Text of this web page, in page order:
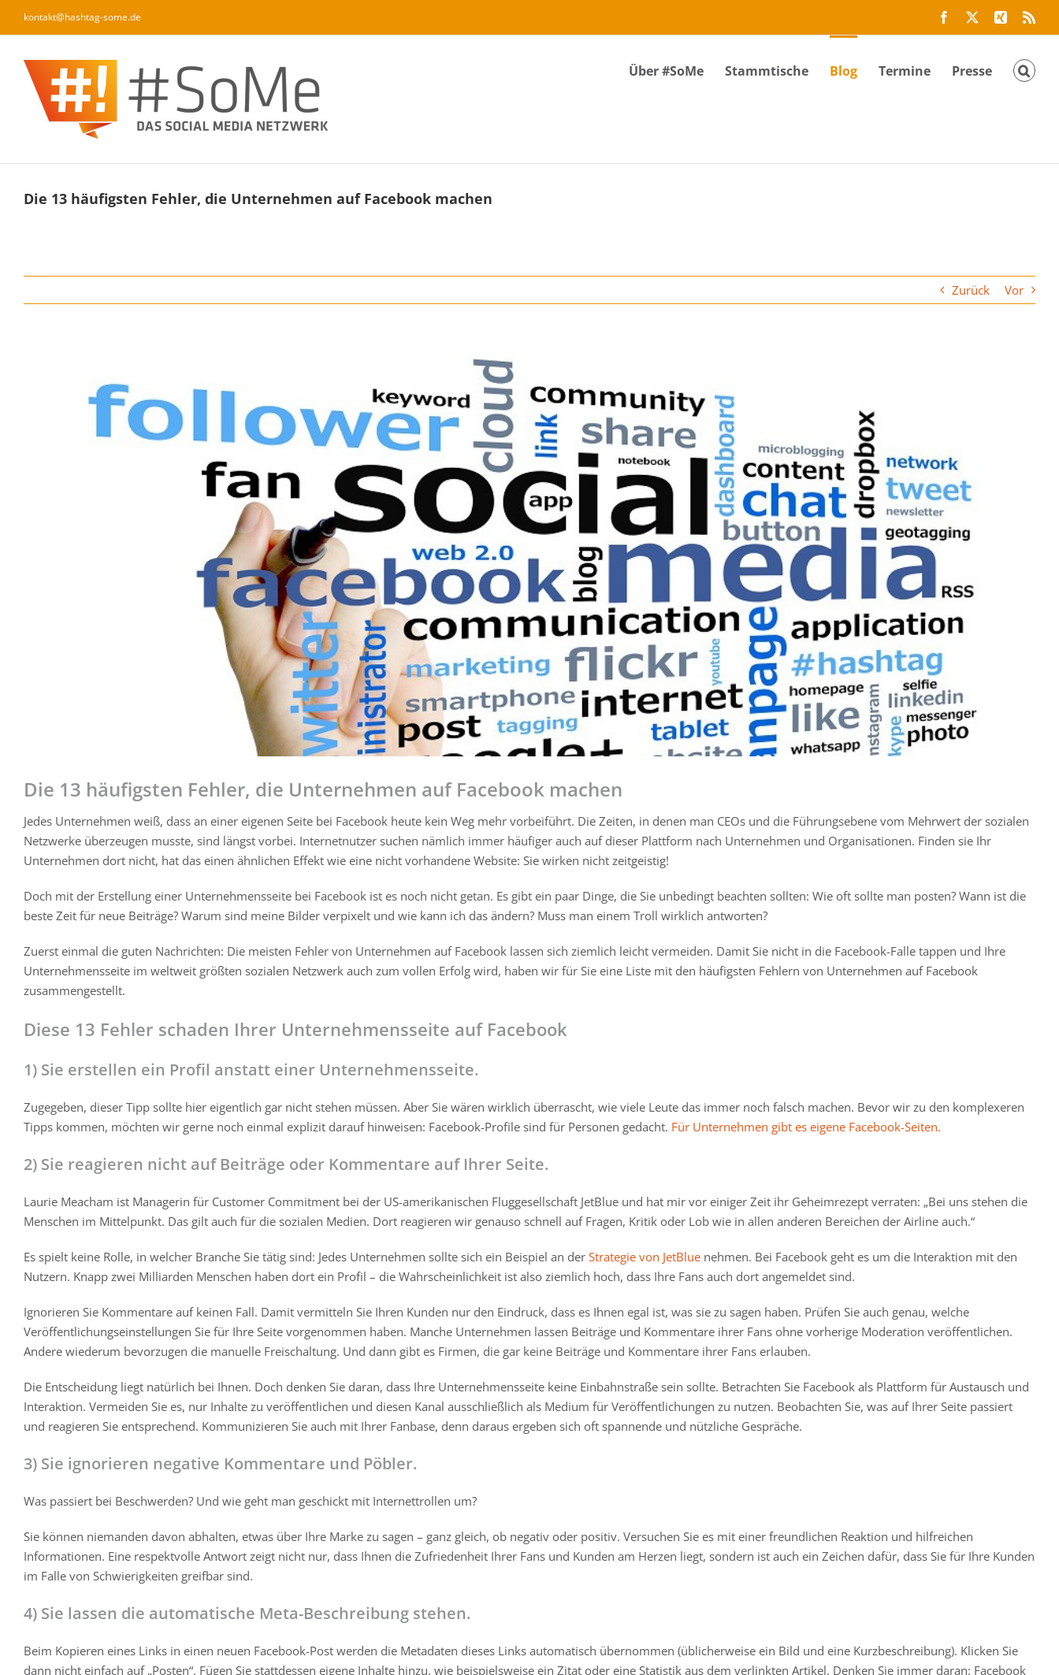
kontakt@hashtag-some.de Facebook
TwitterXing
Über #SoMe Stammtische Blog Termine Presse
Die 13 häufigsten Fehler, die Unternehmen auf Facebook machen
Zurück Vor
Die 13 häufigsten Fehler, die Unternehmen auf Facebook machen
Jedes Unternehmen weiß, dass an einer eigenen Seite bei Facebook heute kein Weg mehr vorbeiführt. Die Zeiten, in denen man CEOs und die Führungsebene vom Mehrwert der sozialen
Netzwerke überzeugen musste, sind längst vorbei. Internetnutzer suchen nämlich immer häufiger auch auf dieser Plattform nach Unternehmen und Organisationen. Finden sie Ihr
Unternehmen dort nicht, hat das einen ähnlichen Effekt wie eine nicht vorhandene Website: Sie wirken nicht zeitgeistig!
Doch mit der Erstellung einer Unternehmensseite bei Facebook ist es noch nicht getan. Es gibt ein paar Dinge, die Sie unbedingt beachten sollten: Wie oft sollte man posten? Wann ist die
beste Zeit für neue Beiträge? Warum sind meine Bilder verpixelt und wie kann ich das ändern? Muss man einem Troll wirklich antworten?
Zuerst einmal die guten Nachrichten: Die meisten Fehler von Unternehmen auf Facebook lassen sich ziemlich leicht vermeiden. Damit Sie nicht in die Facebook-Falle tappen und Ihre
Unternehmensseite im weltweit größten sozialen Netzwerk auch zum vollen Erfolg wird, haben wir für Sie eine Liste mit den häufigsten Fehlern von Unternehmen auf Facebook
zusammengestellt.
Diese 13 Fehler schaden Ihrer Unternehmensseite auf Facebook
1) Sie erstellen ein Profil anstatt einer Unternehmensseite.
Zugegeben, dieser Tipp sollte hier eigentlich gar nicht stehen müssen. Aber Sie wären wirklich überrascht, wie viele Leute das immer noch falsch machen. Bevor wir zu den komplexeren
Tipps kommen, möchten wir gerne noch einmal explizit darauf hinweisen: Facebook-Profile sind für Personen gedacht. Für Unternehmen gibt es eigene Facebook-Seiten.
2) Sie reagieren nicht auf Beiträge oder Kommentare auf Ihrer Seite.
Laurie Meacham ist Managerin für Customer Commitment bei der US-amerikanischen Fluggesellschaft JetBlue und hat mir vor einiger Zeit ihr Geheimrezept verraten: „Bei uns stehen die
Menschen im Mittelpunkt. Das gilt auch für die sozialen Medien. Dort reagieren wir genauso schnell auf Fragen, Kritik oder Lob wie in allen anderen Bereichen der Airline auch.“
Es spielt keine Rolle, in welcher Branche Sie tätig sind: Jedes Unternehmen sollte sich ein Beispiel an der Strategie von JetBlue nehmen. Bei Facebook geht es um die Interaktion mit den
Nutzern. Knapp zwei Milliarden Menschen haben dort ein Profil – die Wahrscheinlichkeit ist also ziemlich hoch, dass Ihre Fans auch dort angemeldet sind.
Ignorieren Sie Kommentare auf keinen Fall. Damit vermitteln Sie Ihren Kunden nur den Eindruck, dass es Ihnen egal ist, was sie zu sagen haben. Prüfen Sie auch genau, welche
Veröffentlichungseinstellungen Sie für Ihre Seite vorgenommen haben. Manche Unternehmen lassen Beiträge und Kommentare ihrer Fans ohne vorherige Moderation veröffentlichen.
Andere wiederum bevorzugen die manuelle Freischaltung. Und dann gibt es Firmen, die gar keine Beiträge und Kommentare ihrer Fans erlauben.
Die Entscheidung liegt natürlich bei Ihnen. Doch denken Sie daran, dass Ihre Unternehmensseite keine Einbahnstraße sein sollte. Betrachten Sie Facebook als Plattform für Austausch und
Interaktion. Vermeiden Sie es, nur Inhalte zu veröffentlichen und diesen Kanal ausschließlich als Medium für Veröffentlichungen zu nutzen. Beobachten Sie, was auf Ihrer Seite passiert
und reagieren Sie entsprechend. Kommunizieren Sie auch mit Ihrer Fanbase, denn daraus ergeben sich oft spannende und nützliche Gespräche.
3) Sie ignorieren negative Kommentare und Pöbler.
Was passiert bei Beschwerden? Und wie geht man geschickt mit Internettrollen um?
Sie können niemanden davon abhalten, etwas über Ihre Marke zu sagen – ganz gleich, ob negativ oder positiv. Versuchen Sie es mit einer freundlichen Reaktion und hilfreichen
Informationen. Eine respektvolle Antwort zeigt nicht nur, dass Ihnen die Zufriedenheit Ihrer Fans und Kunden am Herzen liegt, sondern ist auch ein Zeichen dafür, dass Sie für Ihre Kunden
im Falle von Schwierigkeiten greifbar sind.
4) Sie lassen die automatische Meta-Beschreibung stehen.
Beim Kopieren eines Links in einen neuen Facebook-Post werden die Metadaten dieses Links automatisch übernommen (üblicherweise ein Bild und eine Kurzbeschreibung). Klicken Sie
dann nicht einfach auf „Posten“. Fügen Sie stattdessen eigene Inhalte hinzu, wie beispielsweise ein Zitat oder eine Statistik aus dem verlinkten Artikel. Denken Sie immer daran: Facebook